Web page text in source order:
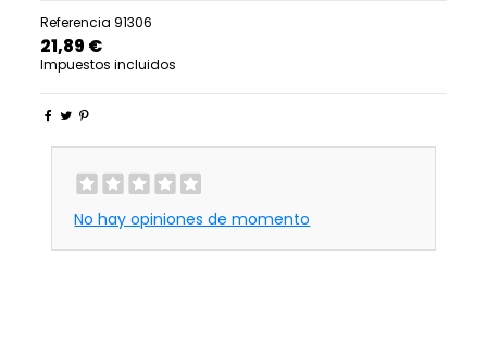
Referencia 91306
21,89 €
Impuestos incluidos
No hay opiniones de momento